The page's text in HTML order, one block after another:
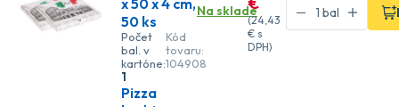
x 50 x 4 cm,
50 ks
Počet
bal. v
kartóne:
1
Kód
tovaru:
104908
Na sklade
(24 ,43
€ s
DPH)
Pizza